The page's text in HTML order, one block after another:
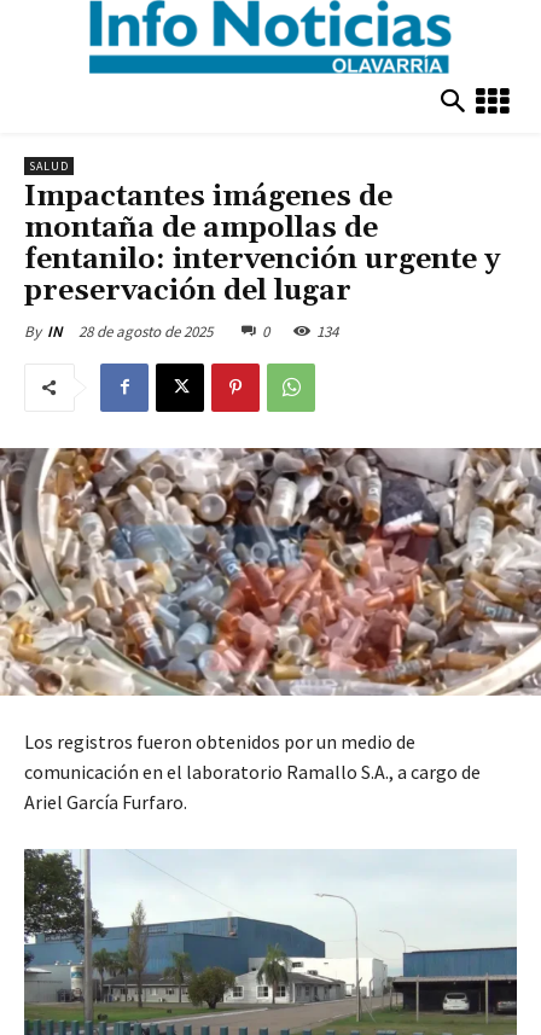
SALUD
Impactantes imágenes de
montaña de ampollas de
fentanilo: intervención urgente y
preservación del lugar
By IN 28 de agosto de 2025 0 134
Los registros fueron obtenidos por un medio de
comunicación en el laboratorio Ramallo S.A., a cargo de
Ariel García Furfaro.